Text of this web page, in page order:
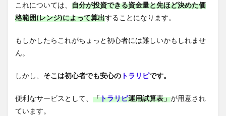
これについては、 自分が投資できる資金量と先ほど決めた価
格範囲(レンジ)によって算出することになります。
もしかしたらこれがちょっと初心者には難しいかもしれませ
ん。
しかし、 そこは初心者でも安心の トラリピです。
便利なサービスとして、 「トラリピ運用試算表」が用意され
ています。